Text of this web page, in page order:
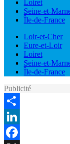
Loiret
Seine-et-
Île-de-France
Loir-et-Cher
Eure-et-Loir
Loiret
Seine-et-
Île-de-France
Publicité
Share
LinkedIn